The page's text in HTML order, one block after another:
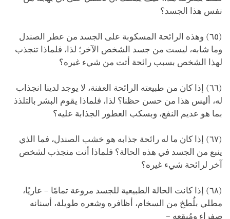
نفس هذا الجسد؟
(٦٥) وهذه الرائحة المسكوبة على الجسد من عطر الصندل
وما شابه، ليست من جسد الشخص الآخر؛ لذا، فلماذا تنجذب
لهذا الشخص بسبب رائحة أتت من شيء غيره؟
(٦٦) إذا كان من طبيعته الرائحة العفنة، لا يوجد لدينا انجذاب
له، أليس هذا من حسن حظنا؟ لذا، فلماذا يقوم البشر بالتلذذ
بما هو عديم النفع، وبسكب العطور الجذابة عليه؟
(٦٧) إذا كان ما له رائحة جذابه هو خشب الصندل، فما الذي
ينبع من الجسد في هذه الحالة؟ فلماذا أنت منجذب لشخص
آخر لرائحة شيء غيره؟
(٦٨) إذا كانت الحالة الطبيعية للجسد مروعة تمامًا – عاريًا،
مطلي بلُطخ من السخام، أظافره وشعره طويلة، أسنانه
صفراء ومُبقعه –